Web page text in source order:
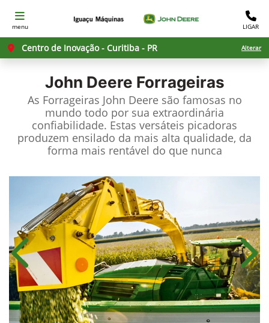
menu LIGAR
Centro de Inovação - Curitiba - PR Alterar
John Deere Forrageiras
As Forrageiras John Deere são famosas no
mundo todo por sua extraordinária
confiabilidade. Estas versáteis picadoras
produzem ensilado da mais alta qualidade, da
forma mais rentável do que nunca
Anterior